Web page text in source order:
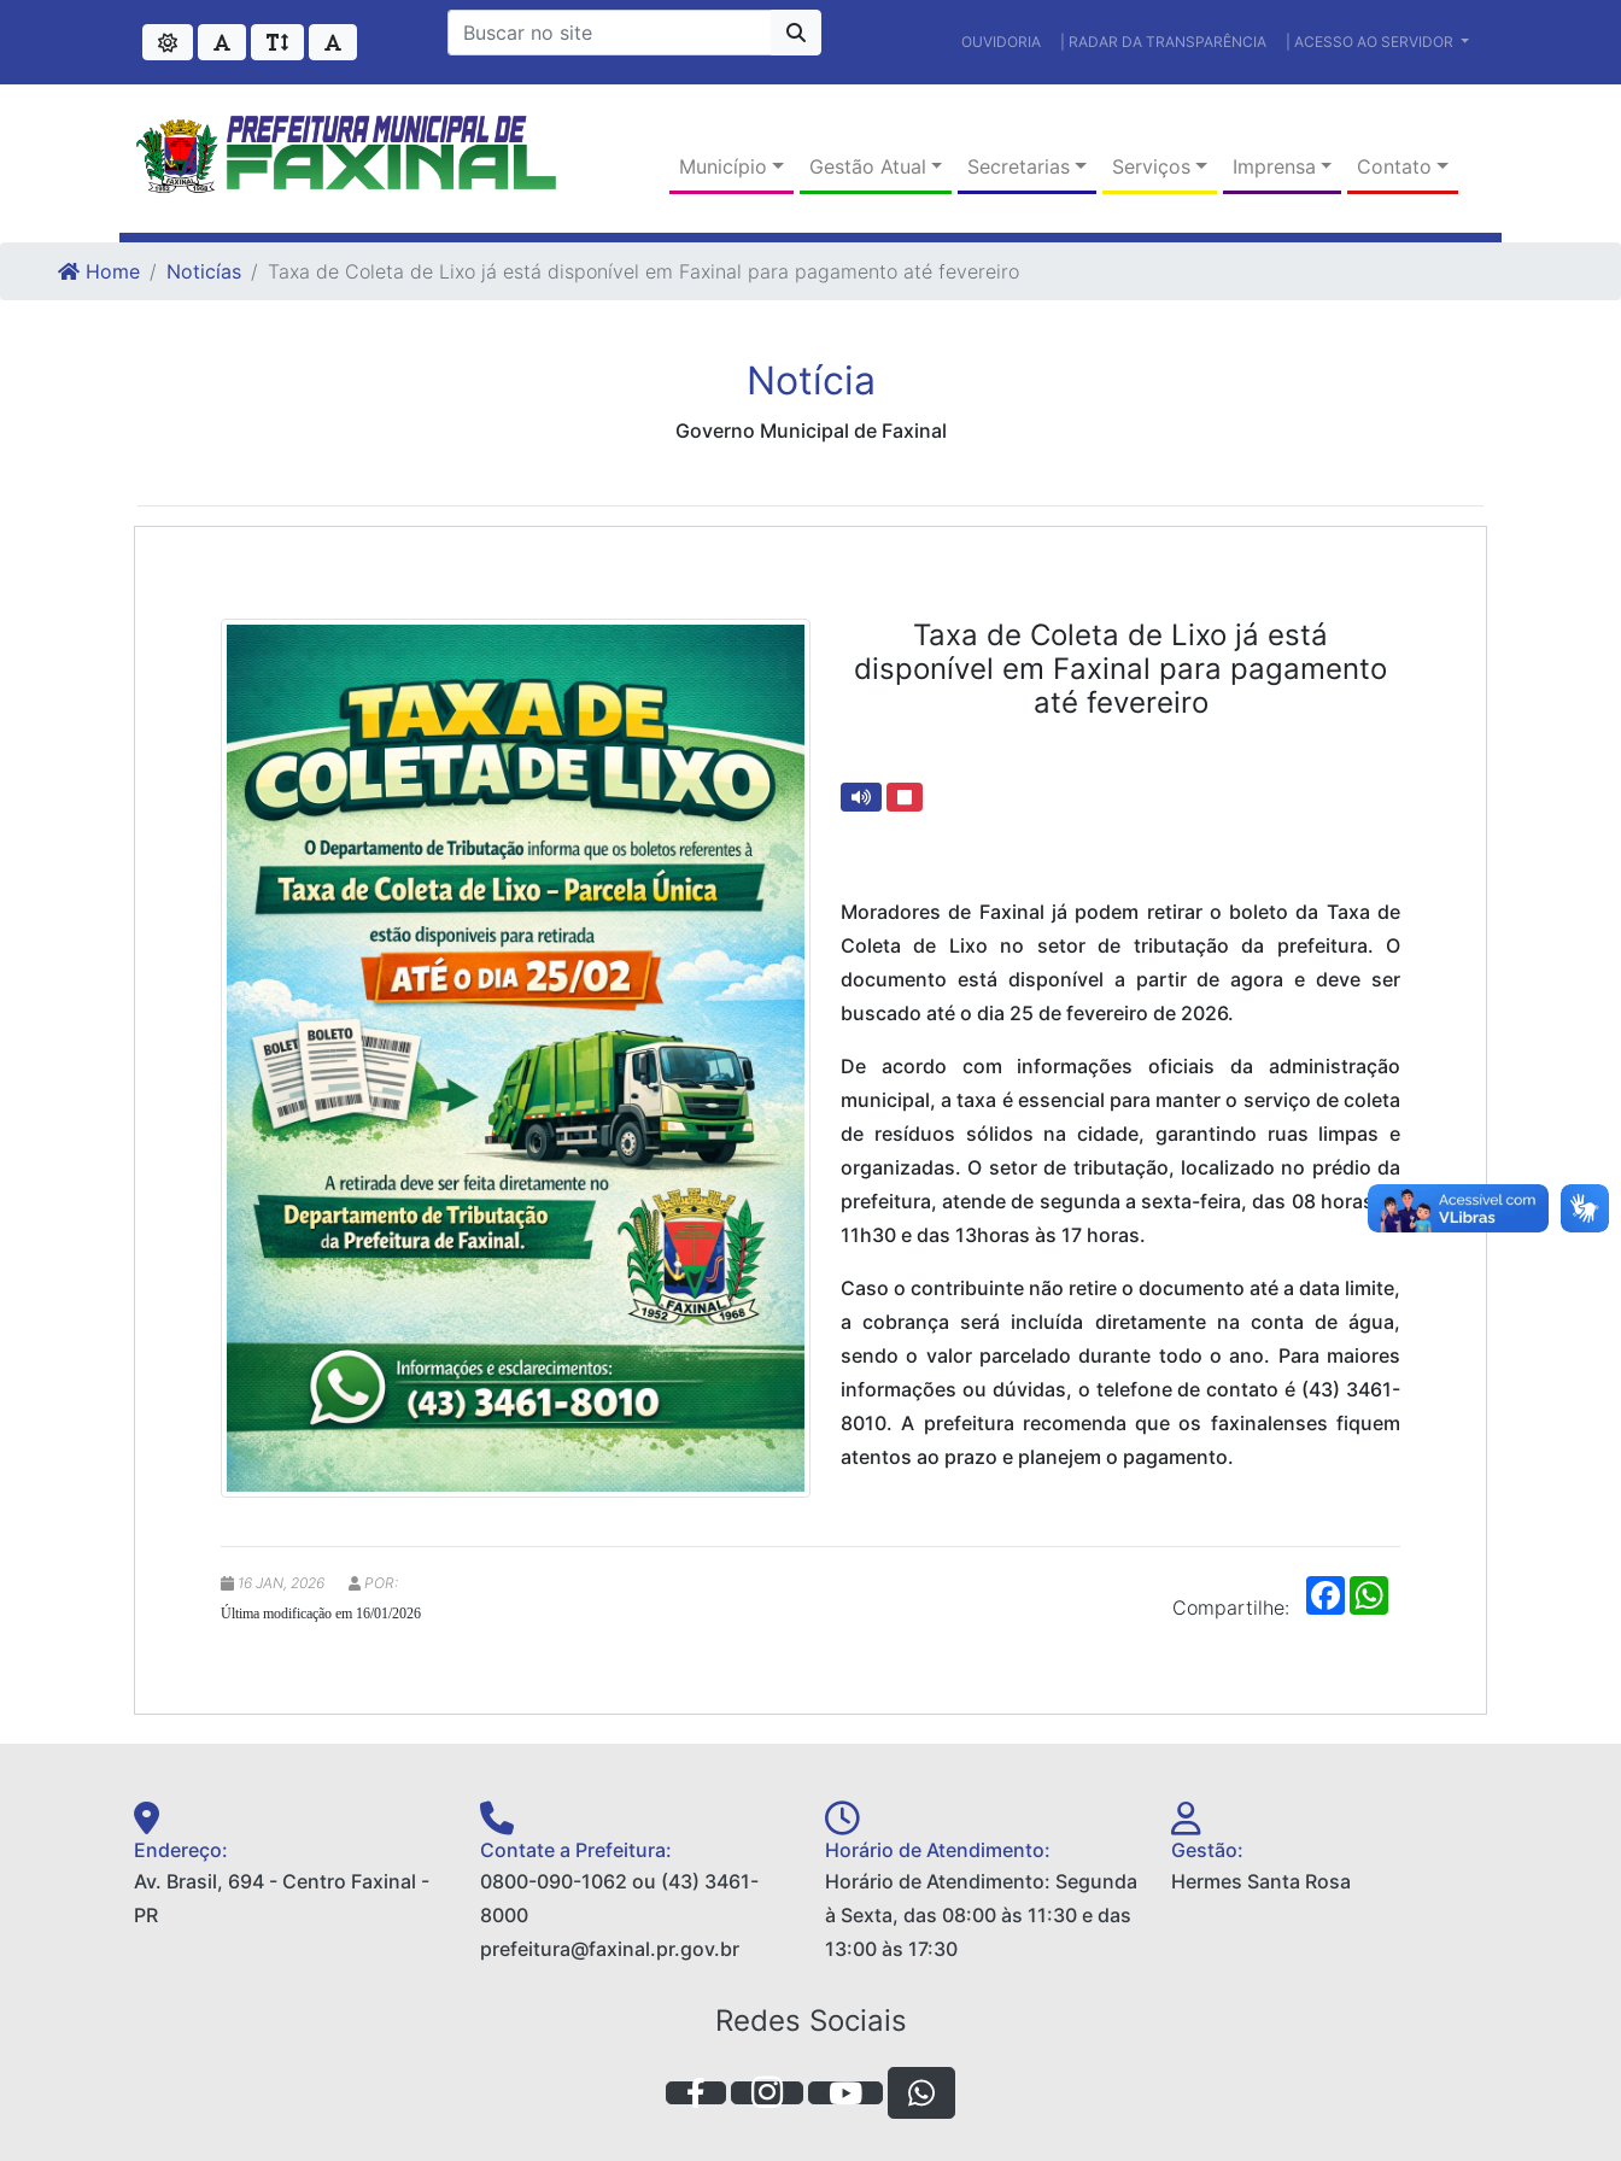
OUVIDORIA | RADAR DA TRANSPARÊNCIA | ACESSO AO SERVIDOR
Município Gestão Atual Secretarias Serviços Imprensa Contato
Home Noticías Taxa de Coleta de Lixo já está disponível em Faxinal para pagamento até fevereiro
Notícia
Governo Municipal de Faxinal
Taxa de Coleta de Lixo já está
disponível em Faxinal para pagamento
até fevereiro
Moradores de Faxinal já podem retirar o boleto da Taxa de
Coleta de Lixo no setor de tributação da prefeitura. O
documento está disponível a partir de agora e deve ser
buscado até o dia 25 de fevereiro de 2026.
De acordo com informações oficiais da administração
municipal, a taxa é essencial para manter o serviço de coleta
de resíduos sólidos na cidade, garantindo ruas limpas e
organizadas. O setor de tributação, localizado no prédio da
prefeitura, atende de segunda a sexta-feira, das 08 horas as
11h30 e das 13horas às 17 horas.
Caso o contribuinte não retire o documento até a data limite,
a cobrança será incluída diretamente na conta de água,
sendo o valor parcelado durante todo o ano. Para maiores
informações ou dúvidas, o telefone de contato é (43) 3461-
8010. A prefeitura recomenda que os faxinalenses fiquem
atentos ao prazo e planejem o pagamento.
Compartilhe:
F
a
k
p
16 JAN, 2026 POR:
Última modificação em 16/01/2026
Endereço:
Av. Brasil, 694 - Centro Faxinal -
PR
Contate a Prefeitura:
0800-090-1062 ou (43) 3461-
8000
prefeitura@faxinal.pr.gov.br
Horário de Atendimento:
Horário de Atendimento: Segunda
à Sexta, das 08:00 às 11:30 e das
13:00 às 17:30
Gestão:
Hermes Santa Rosa
Redes Sociais